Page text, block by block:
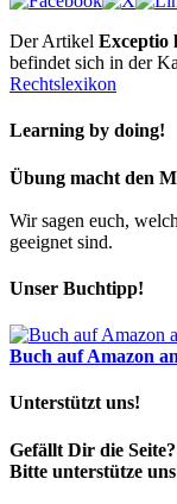
Der Artikel Exceptio
befindet sich in der
Rechtslexikon
Learning by doing!
Übung macht den
Wir sagen euch,
geeignet sind.
Unser Buchtipp!
Buch auf Amazon
Unterstützt uns!
Gefällt Dir die Seite?
Bitte unterstütze